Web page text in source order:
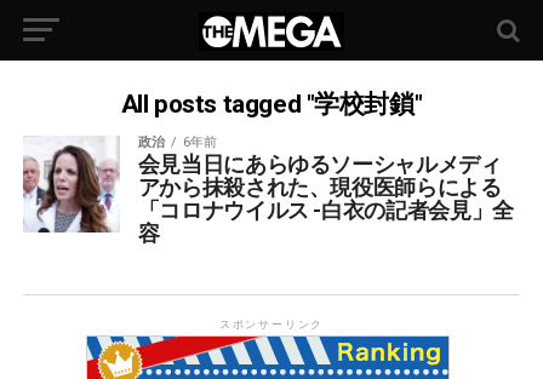
All posts tagged "学校封鎖"
政治 6年前
会見当日にあらゆるソーシャルメディ
アから抹殺された、現役医師らによる
「コロナウイルス -白衣の記者会見」全
容
スポンサーリンク